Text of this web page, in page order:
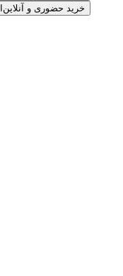
خرید حضوری و آنلاین